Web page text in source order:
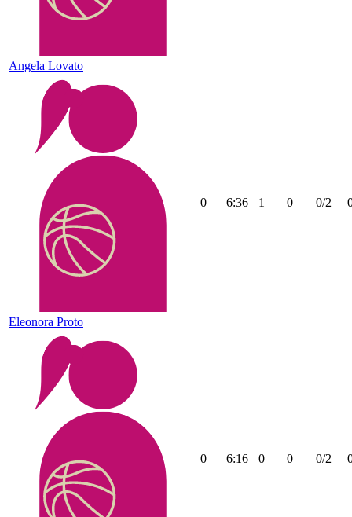
Angela Lovato
Eleonora Proto
0 6:36 1 0 0/2
0 6:16 0 0 0/2